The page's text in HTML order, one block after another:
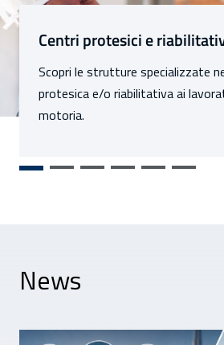
Sezioni
Centri protesici e
Scopri le strutture specializzate
protesica e/o riabilitativa ai
motoria.
News